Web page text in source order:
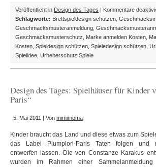
Veröffentlicht in Design des Tages | Kommentare
Schlagworte: Brettspieldesign schützen
Geschmacksmusteranmeldung
Geschmacksmusterschutz
Marke anmelden Kosten
Kosten Spieldesign schützen Spieledesign schützen
Spielidee Urheberschutz Spiele
Design des Tages: Spielhäuser für Kinder
Paris“
5. Mai 2011 | Von mimimoma
Kinder braucht das Land und diese etwas zum
das Label Plumplori-Paris Taten folgen und
entwerfen lassen. Die von Constanze Karakus
wurden im Rahmen einer